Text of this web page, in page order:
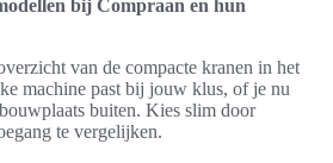
bij Compraan en hun
van de compacte kranen in het
machine past bij jouw klus, of je nu
buiten. Kies slim door
te vergelijken.